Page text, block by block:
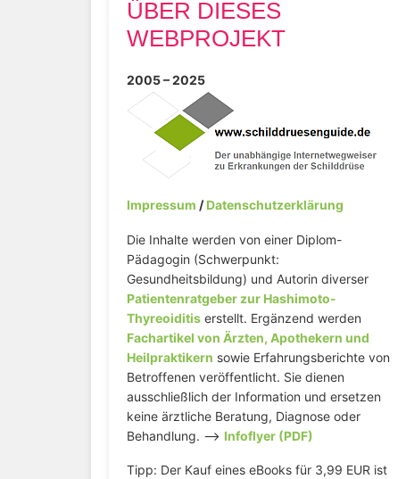
ÜBER DIESES
WEBPROJEKT
2005 – 2025
Impressum /Datenschutzerklärung
Die Inhalte werden von einer Diplom-
Pädagogin (Schwerpunkt:
Gesundheitsbildung) und Autorin diverser
Patientenratgeber zur Hashimoto-
Thyreoiditis erstellt. Ergänzend werden
Fachartikel von Ärzten, Apothekern und
Heilpraktikern sowie Erfahrungsberichte von
Betroffenen veröffentlicht. Sie dienen
ausschließlich der Information und ersetzen
keine ärztliche Beratung, Diagnose oder
Behandlung. –> Infoflyer (PDF)
Tipp: Der Kauf eines eBooks für 3,99 EUR ist